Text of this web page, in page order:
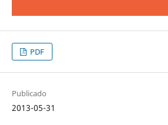
PDF
Publicado
2013-05-31